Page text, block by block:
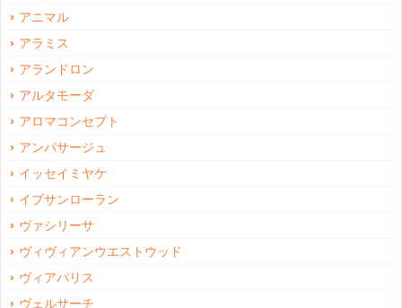
アニマル
アラミス
アランドロン
アルタモーダ
アロマコンセプト
アンパサージュ
イッセイミヤケ
イブサンローラン
ヴァシリーサ
ヴィヴィアンウエストウッド
ヴィアパリス
ヴェルサーチ